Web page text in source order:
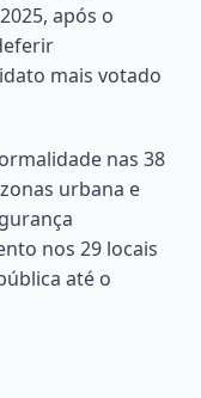
após o
mais votado
nas 38
urbana e
nos 29 locais
até o